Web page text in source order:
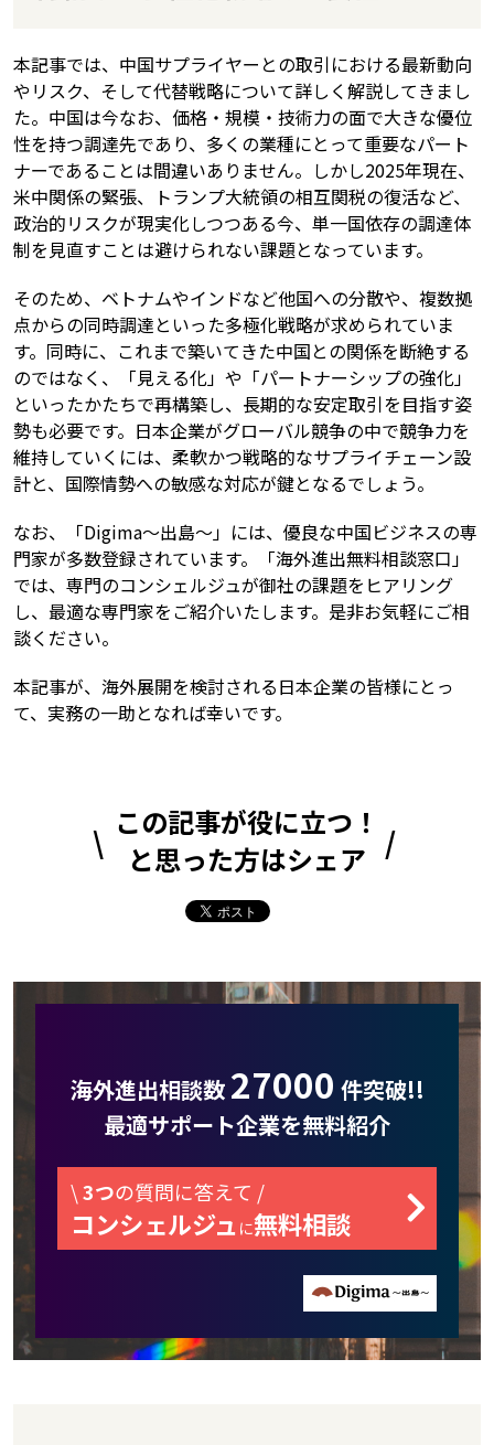
本記事では、中国サプライヤーとの取引における最新動向
やリスク、そして代替戦略について詳しく解説してきまし
た。中国は今なお、価格・規模・技術力の面で大きな優位
性を持つ調達先であり、多くの業種にとって重要なパート
ナーであることは間違いありません。しかし2025年現在、
米中関係の緊張、トランプ大統領の相互関税の復活など、
政治的リスクが現実化しつつある今、単一国依存の調達体
制を見直すことは避けられない課題となっています。
そのため、ベトナムやインドなど他国への分散や、複数拠
点からの同時調達といった多極化戦略が求められていま
す。同時に、これまで築いてきた中国との関係を断絶する
のではなく、「見える化」や「パートナーシップの強化」
といったかたちで再構築し、長期的な安定取引を目指す姿
勢も必要です。日本企業がグローバル競争の中で競争力を
維持していくには、柔軟かつ戦略的なサプライチェーン設
計と、国際情勢への敏感な対応が鍵となるでしょう。
なお、「Digima～出島～」には、優良な中国ビジネスの専
門家が多数登録されています。「海外進出無料相談窓口」
では、専門のコンシェルジュが御社の課題をヒアリング
し、最適な専門家をご紹介いたします。是非お気軽にご相
談ください。
本記事が、海外展開を検討される日本企業の皆様にとっ
て、実務の一助となれば幸いです。
この記事が役に立つ！
と思った方はシェア
海外進出相談数 27000 件突破!!
最適サポート企業を無料紹介
\3つの質問に答えて /
コンシェルジュ に無料相談